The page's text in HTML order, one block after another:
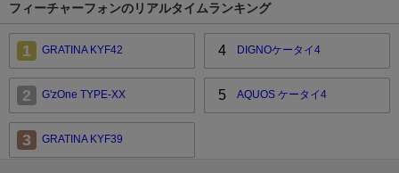
フィーチャーフォンのリアルタイムランキング
1 GRATINA KYF42
2 G'zOne TYPE-XX
3 GRATINA KYF39
4 DIGNOケータイ4
5 AQUOS ケータイ4